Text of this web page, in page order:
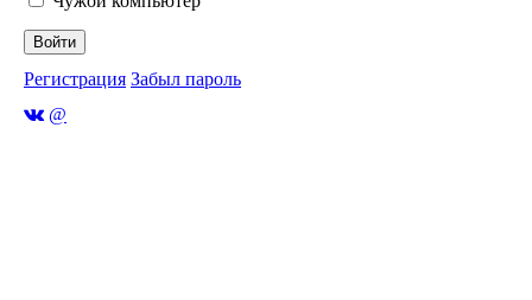
Войти
Регистрация Забыл пароль
@